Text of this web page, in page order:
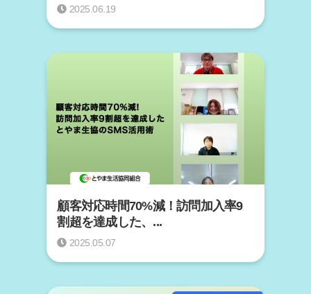
2025.06.19
顧客対応時間70%減！訪問加入率9
割超を達成した、...
2025.05.07